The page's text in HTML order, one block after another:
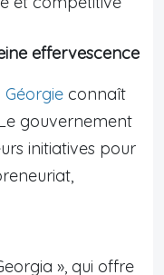
effervescence
connaît
gouvernement
initiatives pour
», qui offre